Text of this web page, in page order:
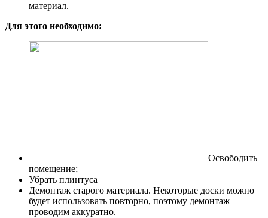
материал.
Для этого необходимо:
Освободить
помещение;
Убрать плинтуса
Демонтаж старого материала. Некоторые доски можно
будет использовать повторно, поэтому демонтаж
проводим аккуратно.